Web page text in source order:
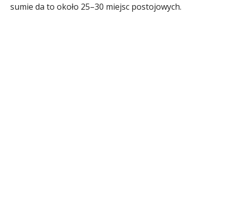
sumie da to około 25–30 miejsc postojowych.